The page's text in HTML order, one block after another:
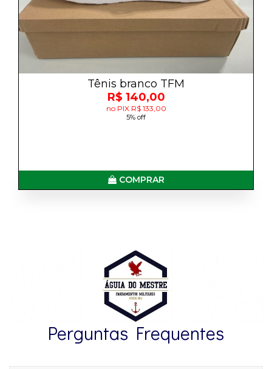
Tênis branco TFM
R$ 140,00
no PIX R$ 133,00
5% off
COMPRAR
Perguntas Frequentes